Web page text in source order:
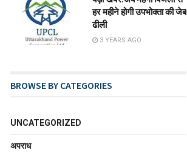
हर महीने होगी उपभोक्ता की जेब
ढीली
3 YEARS AGO
BROWSE BY CATEGORIES
UNCATEGORIZED
अपराध